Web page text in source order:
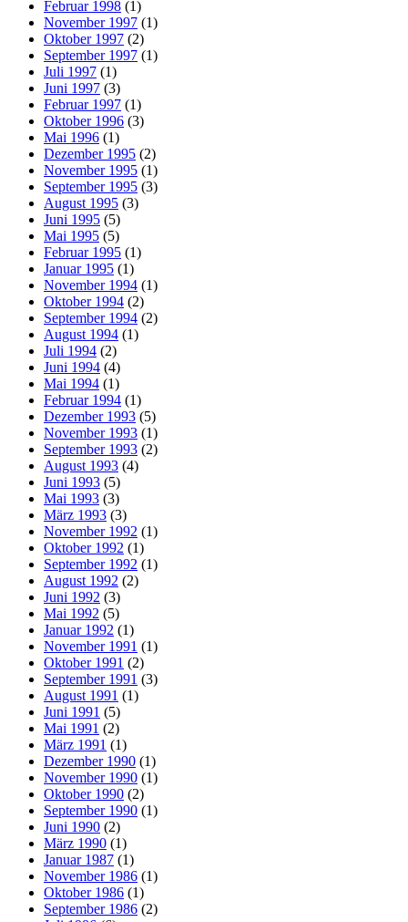
Februar 1998 (1)
November 1997 (1)
Oktober 1997 (2)
September 1997 (1)
Juli 1997 (1)
Juni 1997 (3)
Februar 1997 (1)
Oktober 1996 (3)
Mai 1996 (1)
Dezember 1995 (2)
November 1995 (1)
September 1995 (3)
August 1995 (3)
Juni 1995 (5)
Mai 1995 (5)
Februar 1995 (1)
Januar 1995 (1)
November 1994 (1)
Oktober 1994 (2)
September 1994 (2)
August 1994 (1)
Juli 1994 (2)
Juni 1994 (4)
Mai 1994 (1)
Februar 1994 (1)
Dezember 1993 (5)
November 1993 (1)
September 1993 (2)
August 1993 (4)
Juni 1993 (5)
Mai 1993 (3)
März 1993 (3)
November 1992 (1)
Oktober 1992 (1)
September 1992 (1)
August 1992 (2)
Juni 1992 (3)
Mai 1992 (5)
Januar 1992 (1)
November 1991 (1)
Oktober 1991 (2)
September 1991 (3)
August 1991 (1)
Juni 1991 (5)
Mai 1991 (2)
März 1991 (1)
Dezember 1990 (1)
November 1990 (1)
Oktober 1990 (2)
September 1990 (1)
Juni 1990 (2)
März 1990 (1)
Januar 1987 (1)
November 1986 (1)
Oktober 1986 (1)
September 1986 (2)